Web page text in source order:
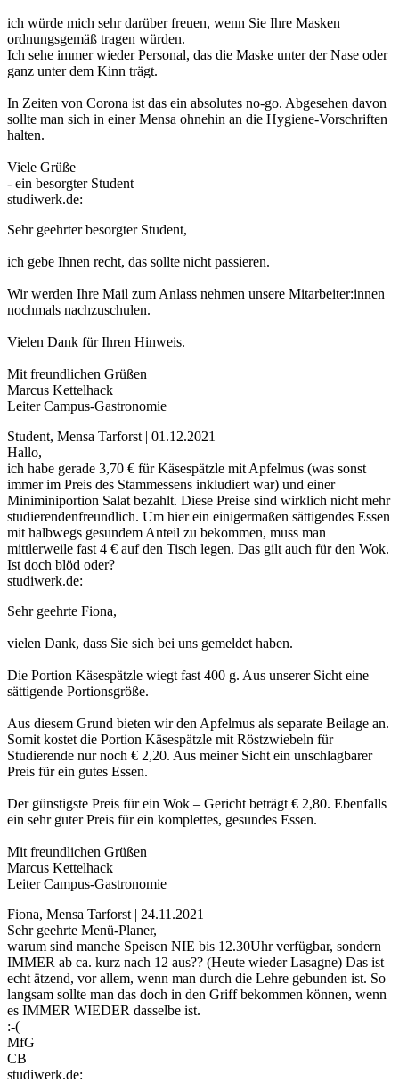
ich würde mich sehr darüber freuen, wenn Sie Ihre Masken
ordnungsgemäß tragen würden.
Ich sehe immer wieder Personal, das die Maske unter der Nase oder
ganz unter dem Kinn trägt.
In Zeiten von Corona ist das ein absolutes no-go. Abgesehen davon
sollte man sich in einer Mensa ohnehin an die Hygiene-Vorschriften
halten.
Viele Grüße
- ein besorgter Student
studiwerk.de:
Sehr geehrter besorgter Student,
ich gebe Ihnen recht, das sollte nicht passieren.
Wir werden Ihre Mail zum Anlass nehmen unsere Mitarbeiter:innen
nochmals nachzuschulen.
Vielen Dank für Ihren Hinweis.
Mit freundlichen Grüßen
Marcus Kettelhack
Leiter Campus-Gastronomie
Student, Mensa Tarforst | 01.12.2021
Hallo,
ich habe gerade 3,70 € für Käsespätzle mit Apfelmus (was sonst
immer im Preis des Stammessens inkludiert war) und einer
Miniminiportion Salat bezahlt. Diese Preise sind wirklich nicht mehr
studierendenfreundlich. Um hier ein einigermaßen sättigendes Essen
mit halbwegs gesundem Anteil zu bekommen, muss man
mittlerweile fast 4 € auf den Tisch legen. Das gilt auch für den Wok.
Ist doch blöd oder?
studiwerk.de:
Sehr geehrte Fiona,
vielen Dank, dass Sie sich bei uns gemeldet haben.
Die Portion Käsespätzle wiegt fast 400 g. Aus unserer Sicht eine
sättigende Portionsgröße.
Aus diesem Grund bieten wir den Apfelmus als separate Beilage an.
Somit kostet die Portion Käsespätzle mit Röstzwiebeln für
Studierende nur noch € 2,20. Aus meiner Sicht ein unschlagbarer
Preis für ein gutes Essen.
Der günstigste Preis für ein Wok – Gericht beträgt € 2,80. Ebenfalls
ein sehr guter Preis für ein komplettes, gesundes Essen.
Mit freundlichen Grüßen
Marcus Kettelhack
Leiter Campus-Gastronomie
Fiona, Mensa Tarforst | 24.11.2021
Sehr geehrte Menü-Planer,
warum sind manche Speisen NIE bis 12.30Uhr verfügbar, sondern
IMMER ab ca. kurz nach 12 aus?? (Heute wieder Lasagne) Das ist
echt ätzend, vor allem, wenn man durch die Lehre gebunden ist. So
langsam sollte man das doch in den Griff bekommen können, wenn
es IMMER WIEDER dasselbe ist.
:-(
MfG
CB
studiwerk.de: